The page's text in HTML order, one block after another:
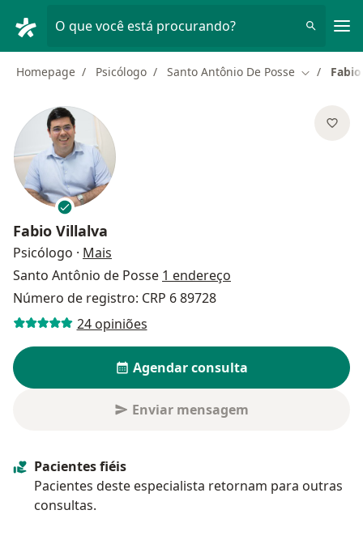
O que você está procurando?
Homepage Psicólogo Santo Antônio De Posse Mudar de
Fabio Villalva
Psicólogo · Mais
Santo Antônio de Posse 1 endereço
Número de registro: CRP 6 89728
24 opiniões
Agendar consulta
Enviar mensagem
Pacientes fiéis
Pacientes deste especialista retornam para outras
consultas.